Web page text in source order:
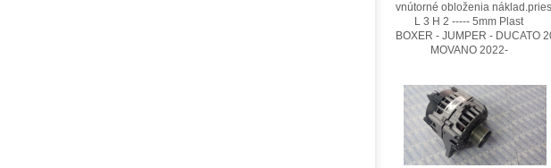
vnútorné obloženia
L 3 H 2 ----- 5mm Plast
BOXER - JUMPER - DUCATO
MOVANO 2022-